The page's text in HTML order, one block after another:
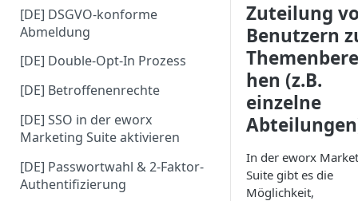
[DE] DSGVO-konforme
Abmeldung
[DE] Double-Opt-In Prozess
[DE] Betroffenenrechte
[DE] SSO in der eworx
Marketing Suite aktivieren
[DE] Passwortwahl & 2-Faktor-
Authentifizierung
Zuteilung
Benutzern
hen (z.B.
einzelne
In der eworx
Suite gibt es die
Möglichkeit,